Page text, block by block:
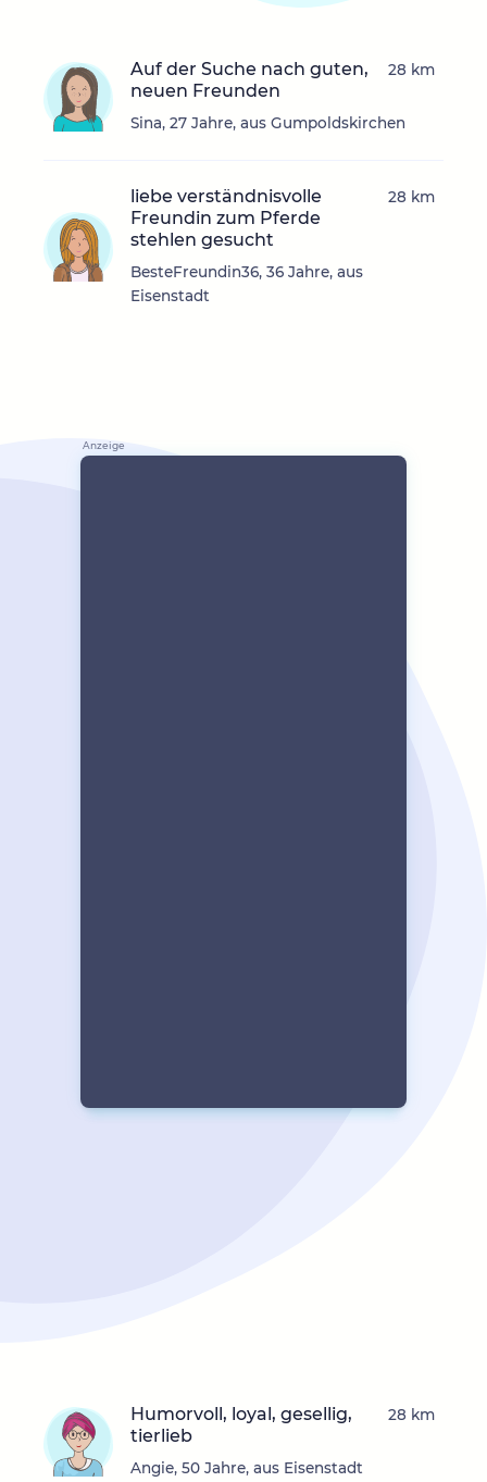
Auf der Suche nach guten,
neuen Freunden
Sina, 27 Jahre, aus Gumpoldskirchen
28 km
liebe verständnisvolle
Freundin zum Pferde
stehlen gesucht
BesteFreundin36, 36 Jahre, aus
Eisenstadt
28 km
Humorvoll, loyal, gesellig,
tierlieb
Angie, 50 Jahre, aus Eisenstadt
28 km